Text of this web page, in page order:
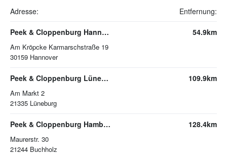
Adresse: Entfernung:
Peek & Cloppenburg Hannover
Am Kröpcke Karmarschstraße 19
30159 Hannover
54.9km
Peek & Cloppenburg Lüneburg
Am Markt 2
21335 Lüneburg
109.9km
Peek & Cloppenburg Hamburg Buchholz
Maurerstr. 30
21244 Buchholz
128.4km